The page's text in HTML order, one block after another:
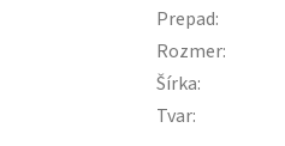
Prepad:
Rozmer:
Šírka:
Tvar: